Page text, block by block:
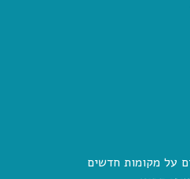
על מקומות חדשים